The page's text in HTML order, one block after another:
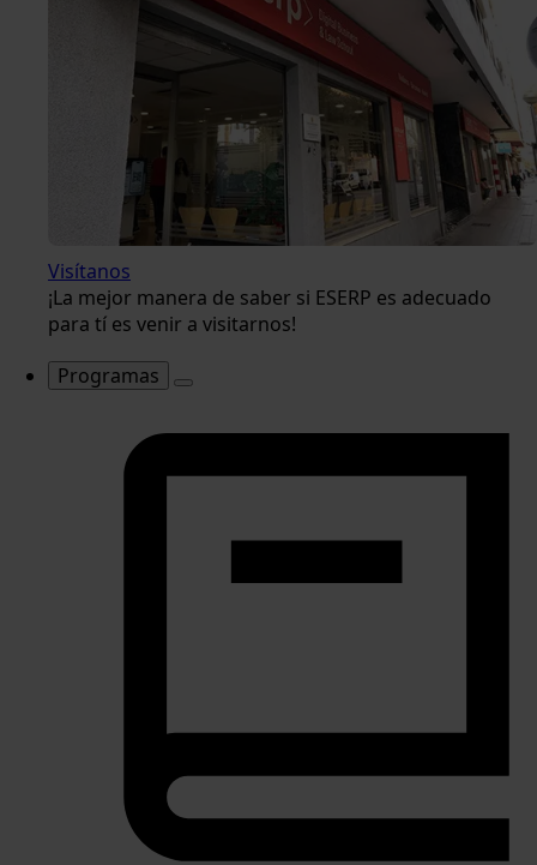
Visítanos
¡La mejor manera de saber si ESERP es adecuado
para tí es venir a visitarnos!
Programas